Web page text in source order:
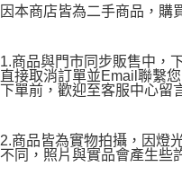
５．嚴禁一人註冊多個帳號或使
因本商店皆為二手商品，購
1.商品與門市同步販售中，
直接取消訂單並Email聯繫
下單前，歡迎至客服中心留
2.商品皆為實物拍攝，因燈
不同，照片與實品會產生些